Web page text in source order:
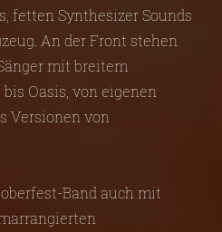
fetten Synthesizer Sounds
An der Front stehen
mit breitem
Oasis, von eigenen
Versionen von
Band auch mit